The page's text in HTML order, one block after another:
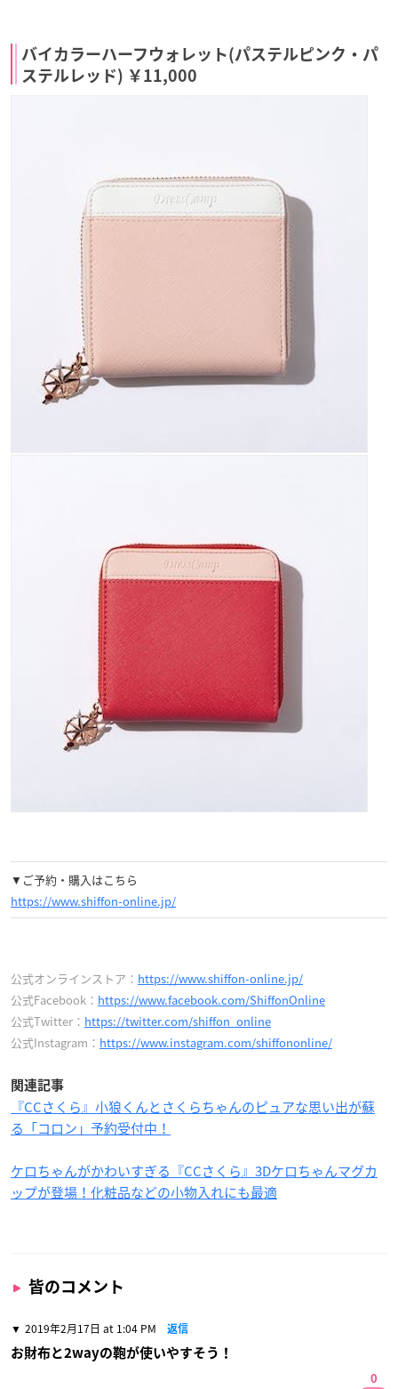
バイカラーハーフウォレット(パステルピンク・パ
ステルレッド) ￥11,000
▼ご予約・購入はこちら
https://www.shiffon-online.jp/
公式オンラインストア： https://www.shiffon-online.jp/
公式Facebook： https://www.facebook.com/ShiffonOnline
公式Twitter： https://twitter.com/shiffon_online
公式Instagram： https://www.instagram.com/shiffononline/
関連記事
『CCさくら』小狼くんとさくらちゃんのピュアな思い出が蘇
る「コロン」予約受付中！
ケロちゃんがかわいすぎる『CCさくら』3Dケロちゃんマグカ
ップが登場！化粧品などの小物入れにも最適
皆のコメント
2019年2月17日 at 1:04 PM 返信
お財布と2wayの鞄が使いやすそう！
0